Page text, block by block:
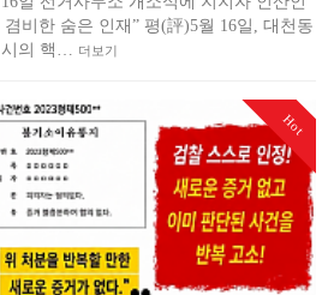
겸비한 숨은 인재” 평(評)5월 16일, 대천동
의 핵…
더보기
Hot